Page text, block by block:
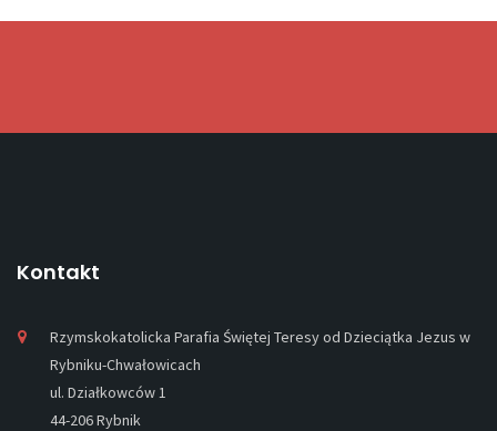
Kontakt
Rzymskokatolicka Parafia Świętej Teresy od Dzieciątka Jezus w
Rybniku-Chwałowicach
ul. Działkowców 1
44-206 Rybnik